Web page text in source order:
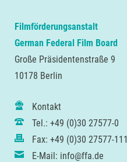
Filmförderungsanstalt
German Federal Film Board
Große Präsidentenstraße 9
10178 Berlin
Kontakt
Tel.: +49 (0)30 27577-0
Fax: +49 (0)30 27577-111
E-Mail: info@ffa.de